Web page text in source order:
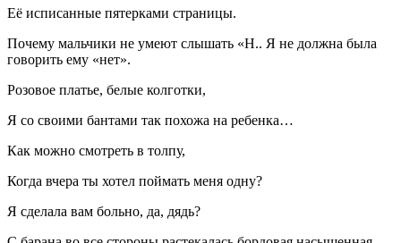
Её исписанные пятерками страницы.
Почему мальчики не умеют слышать «Н.. Я не должна была
говорить ему «нет».
Розовое платье, белые колготки,
Я со своими бантами так похожа на ребенка…
Как можно смотреть в толпу,
Когда вчера ты хотел поймать меня одну?
Я сделала вам больно, да, дядь?